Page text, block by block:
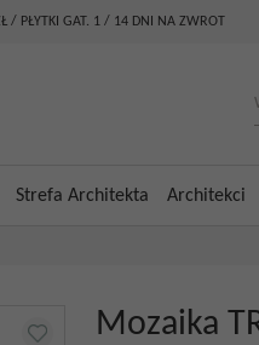
/ PŁYTKI GAT. 1 / 14 DNI NA ZWROT
Strefa Architekta Architekci
Mozaika